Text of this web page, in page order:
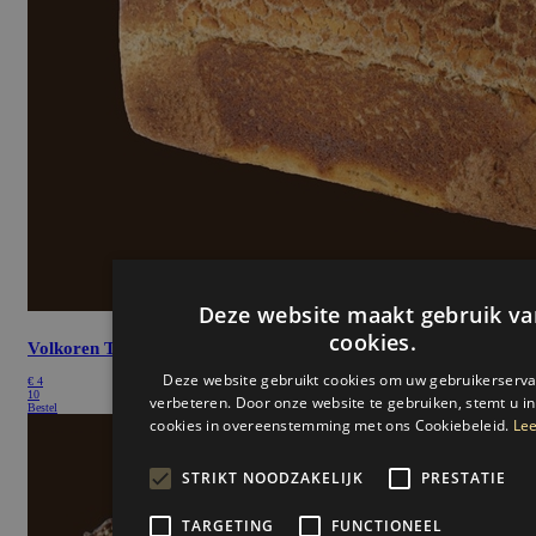
Volkoren Tijgerbrood
€ 4
10
Bestel
Deze website maakt gebruik
cookies.
Deze website gebruikt cookies om uw
verbeteren. Door onze website te gebruiken, stemt u
cookies in overeenstemming met ons Cookiebeleid.
STRIKT NOODZAKELIJK PRESTATIE
TARGETING FUNCTIONEEL